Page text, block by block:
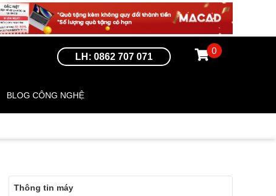
LH: 0862 707 071
0
BLOG CÔNG NGHỆ
Thông tin máy